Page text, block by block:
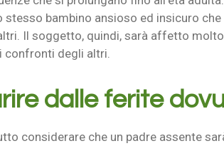
bambino ansioso ed insicuro
Il soggetto, quindi, sarà affetto
confronti degli altri.
dalle ferite
considerare che un padre assente